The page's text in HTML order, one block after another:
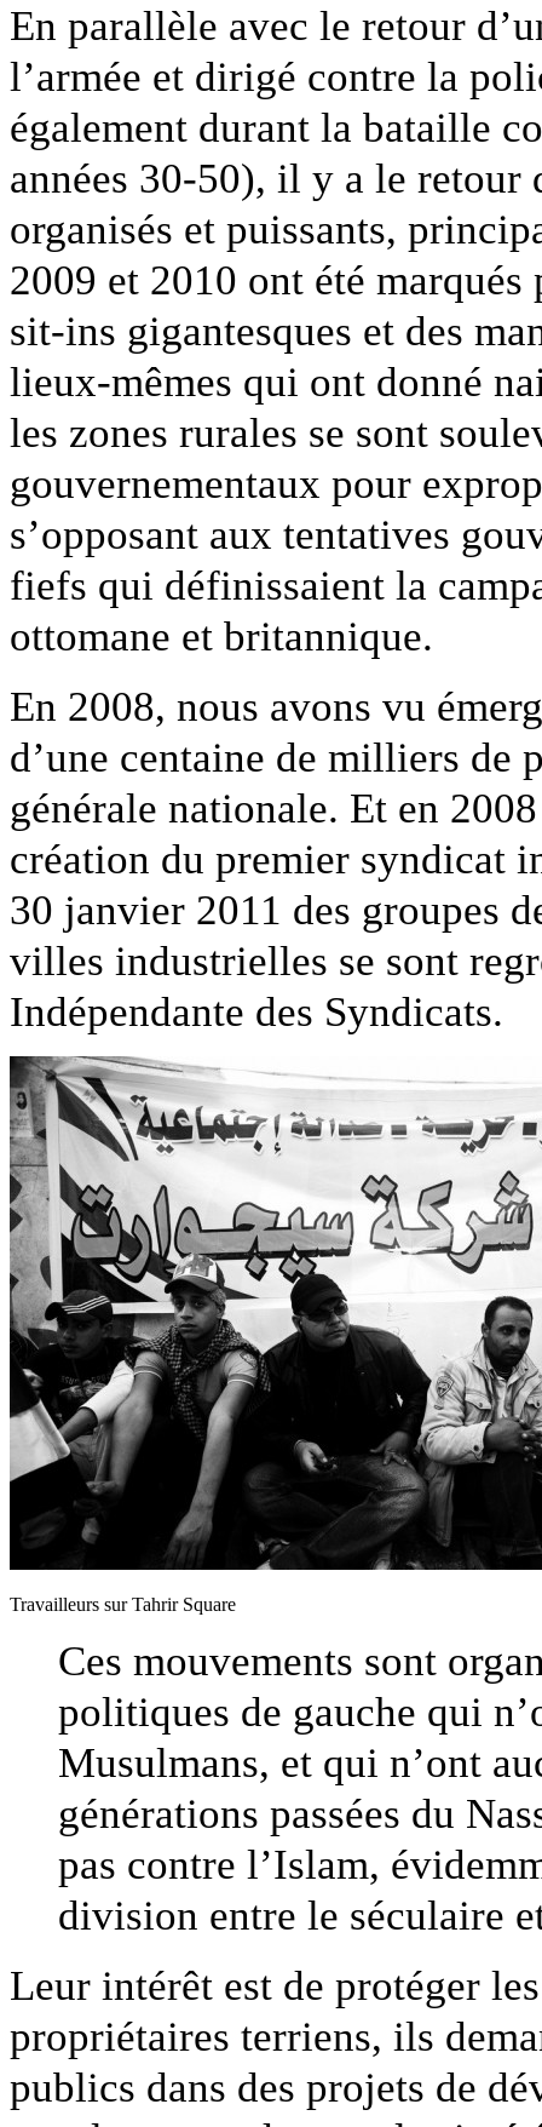
En parallèle avec le retour
l’armée et dirigé contre la
également durant la bataille
années 30-50), il y a le retour
organisés et puissants,
2009 et 2010 ont été marqués
sit-ins gigantesques et des
lieux-mêmes qui ont donné
les zones rurales se sont
gouvernementaux pour
s’opposant aux tentatives
fiefs qui définissaient la
ottomane et britannique.
En 2008, nous avons vu
d’une centaine de milliers de
générale nationale. Et en
création du premier syndicat
30 janvier 2011 des groupes
villes industrielles se sont
Indépendante des Syndicats.
Travailleurs sur Tahrir Square
Ces mouvements sont
politiques de gauche qui
Musulmans, et qui n’ont
générations passées du
pas contre l’Islam,
division entre le séculaire
Leur intérêt est de protéger
propriétaires terriens, ils
publics dans des projets de